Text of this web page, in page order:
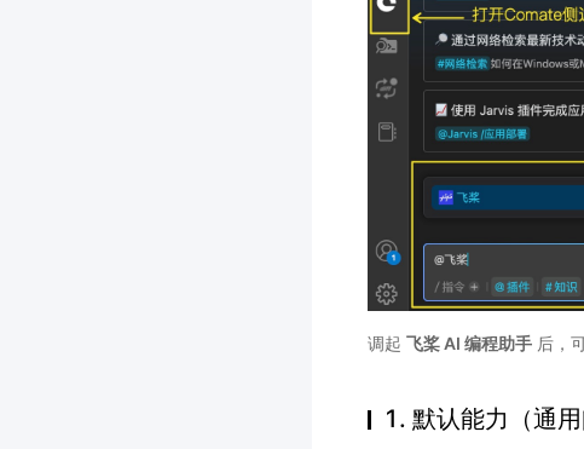
调起 飞桨 AI 编程助手 后，
1. 默认能力（通用